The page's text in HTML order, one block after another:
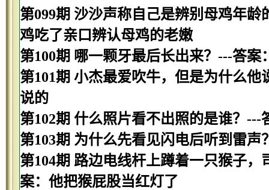
第099期 沙沙声称自己是辨别母鸡年
鸡吃了亲口辨认母鸡的老嫩
第100期 哪一颗牙最后长出来？---答案
第101期 小杰最爱吹牛，但是为什么
说的
第102期 什么照片看不出照的是谁？---
第103期 为什么先看见闪电后听到雷
第104期 路边电线杆上蹲着一只猴子
案：他把猴屁股当红灯了